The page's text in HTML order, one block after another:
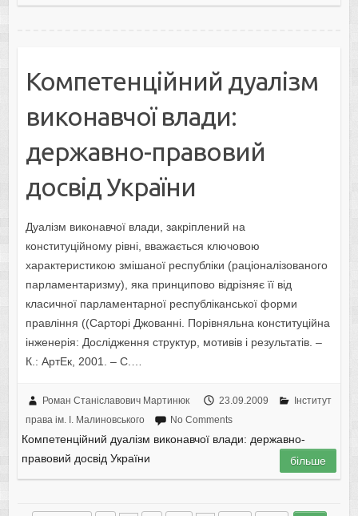
Компетенційний дуалізм
виконавчої влади:
державно-правовий
досвід України
Дуалізм виконавчої влади, закріплений на
конституційному рівні, вважається ключовою
характеристикою змішаної республіки (раціоналізованого
парламентаризму), яка принципово відрізняє її від
класичної парламентарної республіканської форми
правління ((Сарторі Джованні. Порівняльна конституційна
інженерія: Дослідження структур, мотивів і результатів. –
К.: АртЕк, 2001. – С.…
Роман Станіславович Мартинюк 23.09.2009
Інститут
права ім. І. Малиновського
No Comments
Компетенційний дуалізм виконавчої влади: державно-
правовий досвід України
більше